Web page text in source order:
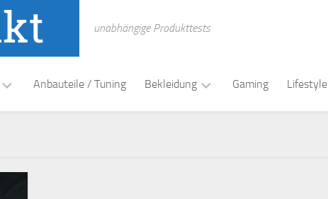
unabhängige Produkttests
Anbauteile / Tuning Bekleidung Gaming Lifestyle